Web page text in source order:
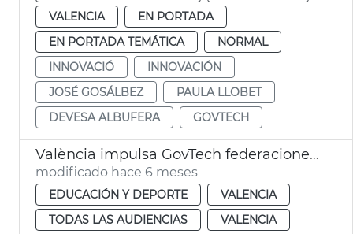
VALENCIA
EN PORTADA
EN PORTADA TEMÁTICA
NORMAL
INNOVACIÓ
INNOVACIÓN
JOSÉ GOSÁLBEZ
PAULA LLOBET
DEVESA ALBUFERA
GOVTECH
València impulsa GovTech federaciones deportivas
modificado hace 6 meses
EDUCACIÓN Y DEPORTE
VALENCIA
TODAS LAS AUDIENCIAS
VALENCIA